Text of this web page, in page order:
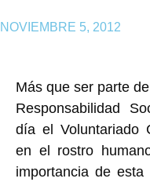
NOVIEMBRE 5, 2012
Más que ser parte
Responsabilidad
día el Voluntariado
en el rostro
importancia de